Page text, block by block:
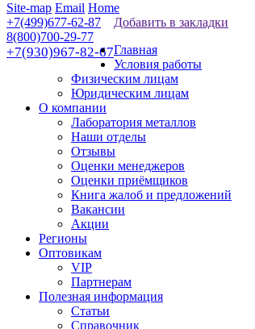
Site-map Email Home
+7(499)677-62-87
8(800)700-29-77
+7(930)967-82-67
Добавить в закладки
Главная
Условия работы
Физическим лицам
Юридическим лицам
О компании
Лаборатория металлов
Наши отделы
Отзывы
Оценки менеджеров
Оценки приёмщиков
Книга жалоб и предложений
Вакансии
Акции
Регионы
Оптовикам
VIP
Партнерам
Полезная информация
Статьи
Справочник